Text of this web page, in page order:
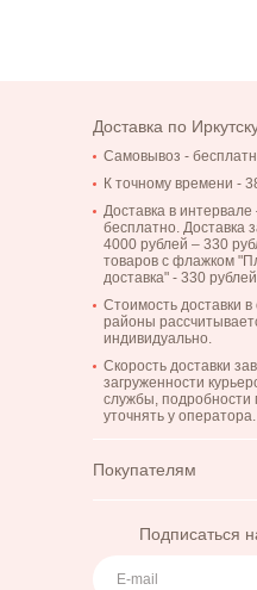
Доставка по
Самовывоз -
К точному времени -
Доставка в интервале
бесплатно. Доставка
4000 рублей – 330
товаров с флажком
доставка" - 330
Стоимость доставки
районы
индивидуально.
Скорость доставки
загруженности
службы, подробности
уточнять у оператора.
Покупателям
Цветы
Подписаться